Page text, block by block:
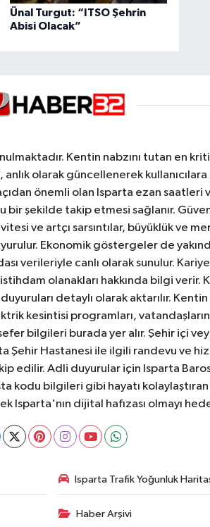
Ünal Turgut: “ITSO Şehrin
Abisi Olacak”
Kentin nabzını tutan en
olarak güncellenerek
önemli olan Isparta ezan
şekilde takip etmesi sağlanır.
ve artçı sarsıntılar, büyüklük ve
Ekonomik göstergeler de
verileriyle canlı olarak sunulur.
olanakları hakkında bilgi verir.
detaylı olarak aktarılır.
kesintisi programları,
bilgileri burada yer alır. Şehir içi
Şehir Hastanesi ile ilgili randevu ve
Adli duyurular için Isparta
kodu bilgileri gibi hayatı
Isparta'nın dijital hafızası olmayı
Isparta Trafik Yoğunluk
Haber Arşivi